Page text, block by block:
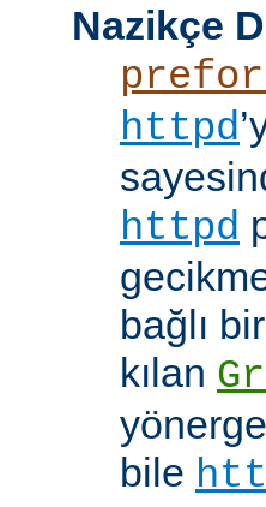
Nazikçe
httpd
httpd
bağlı
kılan
bile